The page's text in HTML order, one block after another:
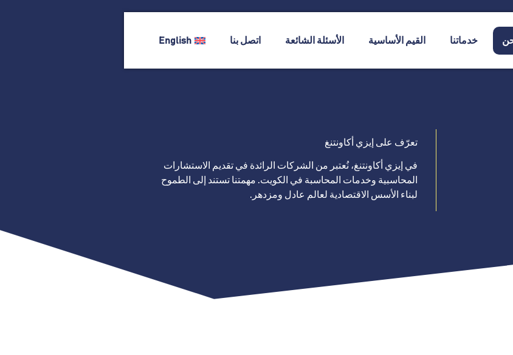
خدماتنا القيم الأساسية الأسئلة الشائعة اتصل بنا English
تعرّف على إيزي أكاونتنغ
في إيزي أكاونتنغ، نُعتبر من الشركات الرائدة في تقديم الاستشارات
المحاسبية وخدمات المحاسبة في الكويت. مهمتنا تستند إلى الطموح
لبناء الأسس الاقتصادية لعالم عادل ومزدهر.